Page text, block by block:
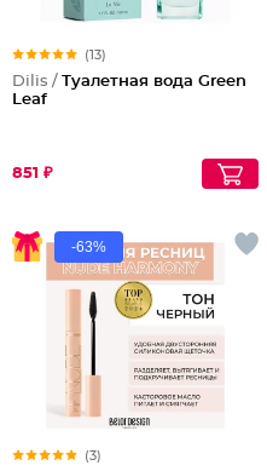
(13)
Dilis / Туалетная вода Green
Leaf
851 ₽
-63%
(3)